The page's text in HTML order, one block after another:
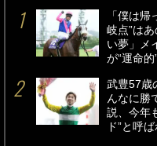
「僕は
岐点”は
い夢」メ
が“運命的
武豊57歳
んなに勝
説、今年
ド”と呼